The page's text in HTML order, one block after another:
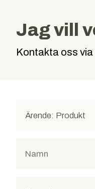
Jag vill
Kontakta oss
Ärende: Produkt